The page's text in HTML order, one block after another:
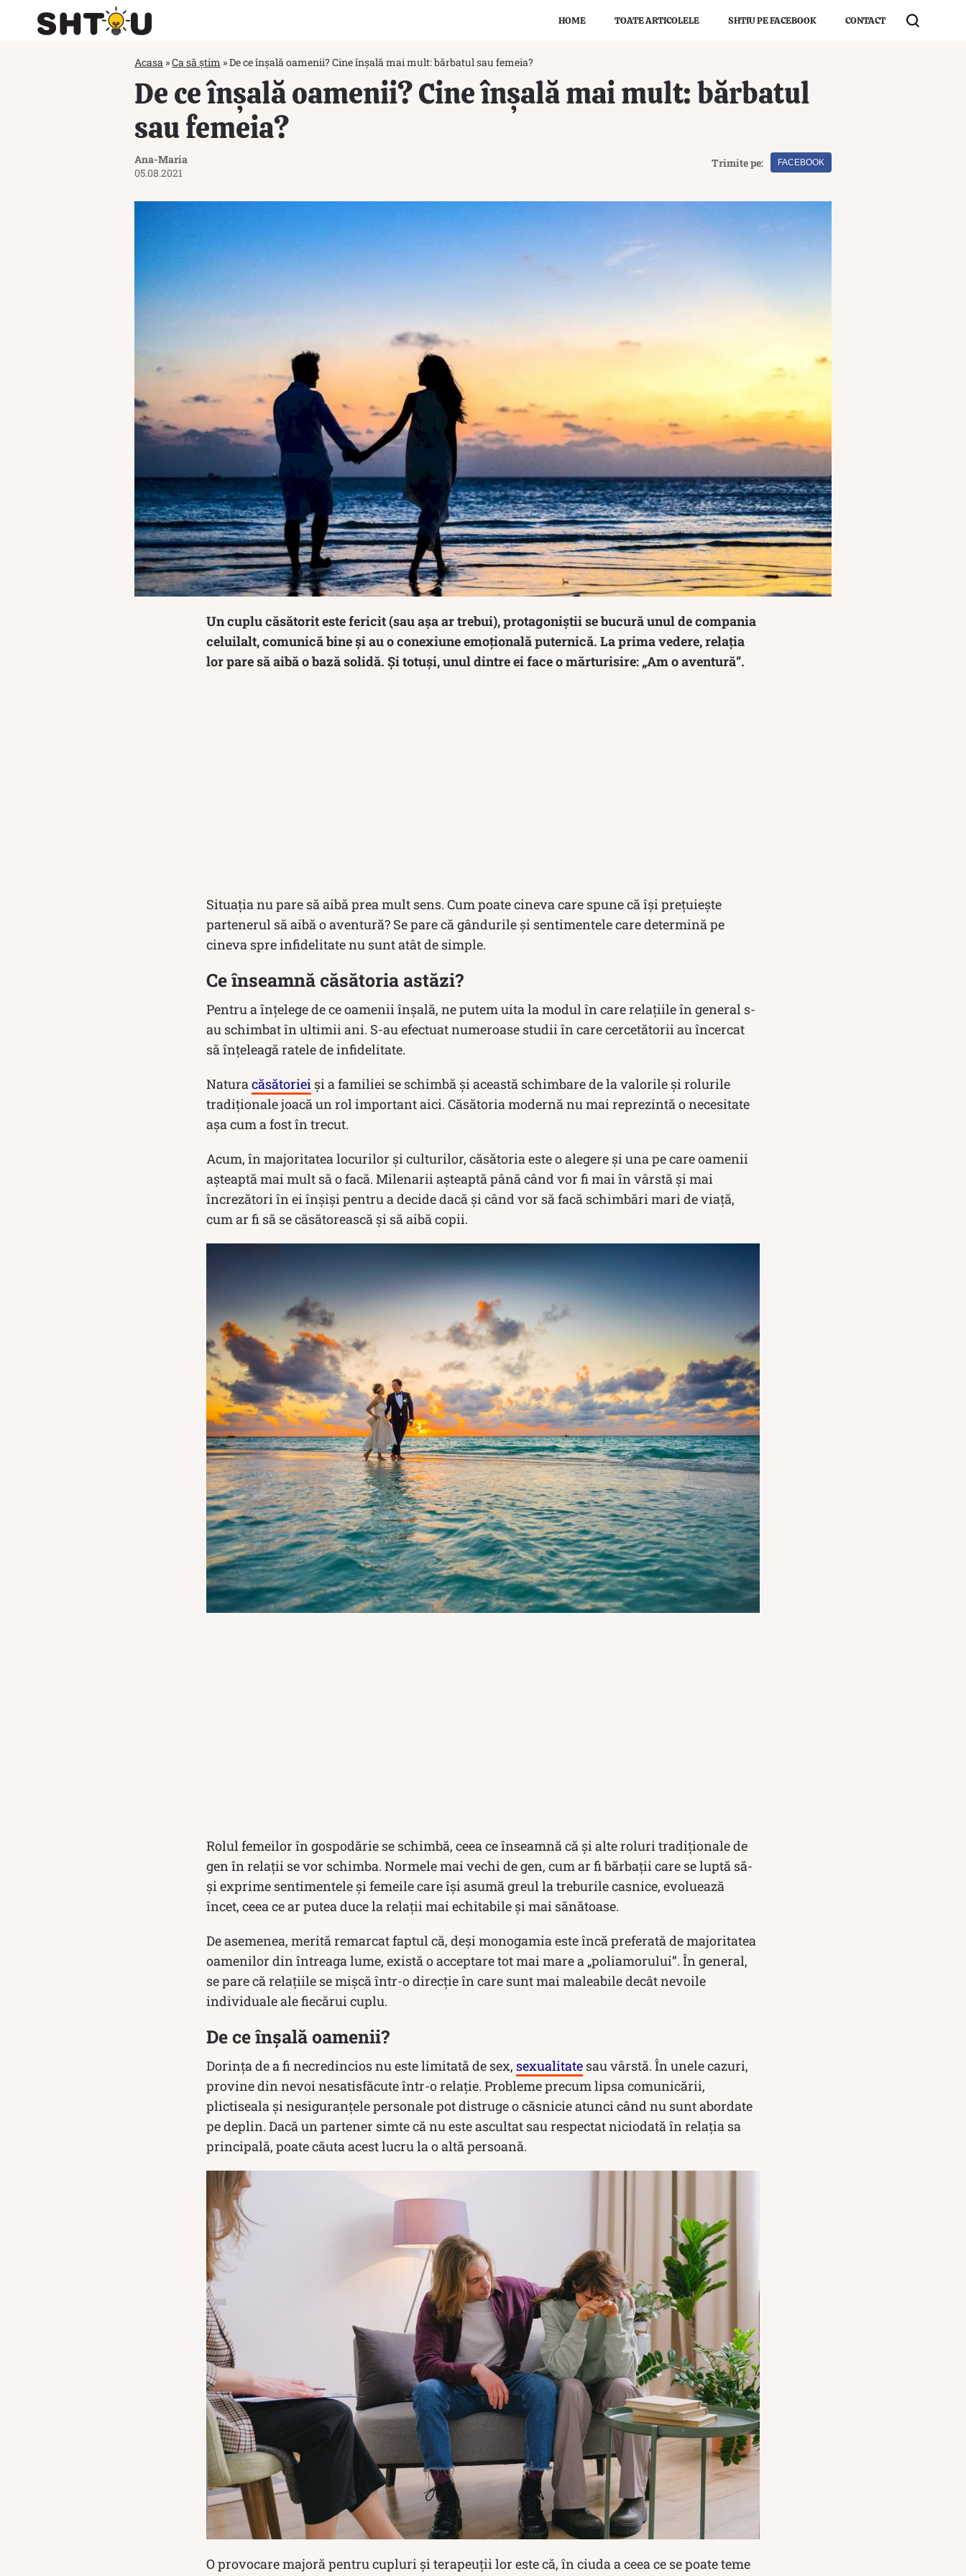
HOME TOATE ARTICOLELE SHTIU PE FACEBOOK CONTACT
Acasa »Ca să știm »De ce înșală oamenii? Cine înșală mai mult: bărbatul sau femeia?
De ce înșală oamenii? Cine înșală mai mult: bărbatul
sau femeia?
Ana-Maria
05.08.2021
Trimite pe: FACEBOOK
Un cuplu căsătorit este fericit (sau așa ar trebui), protagoniștii se bucură unul de compania
celuilalt, comunică bine și au o conexiune emoțională puternică. La prima vedere, relația
lor pare să aibă o bază solidă. Și totuși, unul dintre ei face o mărturisire: „Am o aventură”.
Situația nu pare să aibă prea mult sens. Cum poate cineva care spune că își prețuiește
partenerul să aibă o aventură? Se pare că gândurile și sentimentele care determină pe
cineva spre infidelitate nu sunt atât de simple.
Ce înseamnă căsătoria astăzi?
Pentru a înțelege de ce oamenii înșală, ne putem uita la modul în care relațiile în general s-
au schimbat în ultimii ani. S-au efectuat numeroase studii în care cercetătorii au încercat
să înțeleagă ratele de infidelitate.
Natura căsătoriei și a familiei se schimbă și această schimbare de la valorile și rolurile
tradiționale joacă un rol important aici. Căsătoria modernă nu mai reprezintă o necesitate
așa cum a fost în trecut.
Acum, în majoritatea locurilor și culturilor, căsătoria este o alegere și una pe care oamenii
așteaptă mai mult să o facă. Milenarii așteaptă până când vor fi mai în vârstă și mai
încrezători în ei înșiși pentru a decide dacă și când vor să facă schimbări mari de viață,
cum ar fi să se căsătorească și să aibă copii.
Rolul femeilor în gospodărie se schimbă, ceea ce înseamnă că și alte roluri tradiționale de
gen în relații se vor schimba. Normele mai vechi de gen, cum ar fi bărbații care se luptă să-
și exprime sentimentele și femeile care își asumă greul la treburile casnice, evoluează
încet, ceea ce ar putea duce la relații mai echitabile și mai sănătoase.
De asemenea, merită remarcat faptul că, deși monogamia este încă preferată de majoritatea
oamenilor din întreaga lume, există o acceptare tot mai mare a „poliamorului”. În general,
se pare că relațiile se mișcă într-o direcție în care sunt mai maleabile decât nevoile
individuale ale fiecărui cuplu.
De ce înșală oamenii?
Dorința de a fi necredincios nu este limitată de sex, sexualitate sau vârstă. În unele cazuri,
provine din nevoi nesatisfăcute într-o relație. Probleme precum lipsa comunicării,
plictiseala și nesiguranțele personale pot distruge o căsnicie atunci când nu sunt abordate
pe deplin. Dacă un partener simte că nu este ascultat sau respectat niciodată în relația sa
principală, poate căuta acest lucru la o altă persoană.
O provocare majoră pentru cupluri și terapeuții lor este că, în ciuda a ceea ce se poate teme